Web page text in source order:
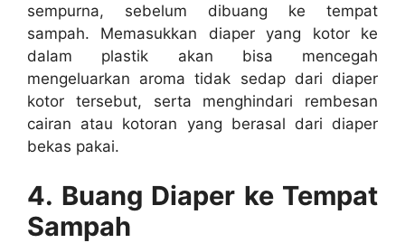
sempurna, sebelum dibuang ke tempat
sampah. Memasukkan diaper yang kotor ke
dalam plastik akan bisa mencegah
mengeluarkan aroma tidak sedap dari diaper
kotor tersebut, serta menghindari rembesan
cairan atau kotoran yang berasal dari diaper
bekas pakai.
4. Buang Diaper ke Tempat
Sampah